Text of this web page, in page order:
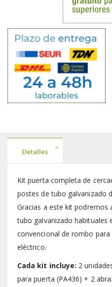
Detalles
Kit puerta completa de
postes de tubo galvanizado
Gracias a este kit podremos
tubo galvanizado habituales
convencional de rombo
eléctrico.
Cada kit incluye: 2
para puerta (PA436) + 2